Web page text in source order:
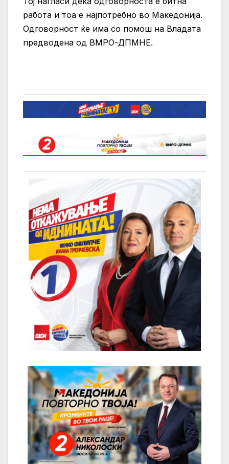
работа и тоа е најпотребно во Македонија.
Одговорност ќе има со помош на Владата
предводена од ВМРО-ДПМНЕ.